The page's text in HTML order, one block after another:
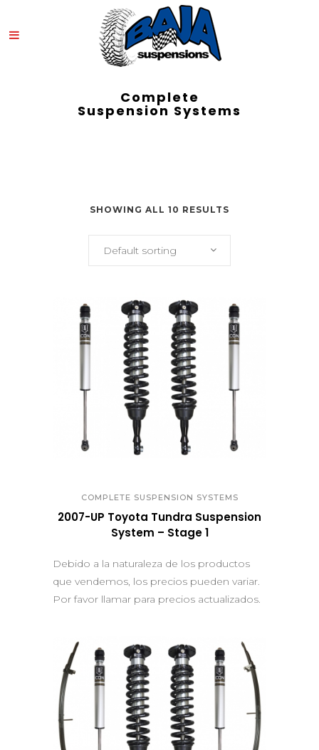
Complete
Suspension Systems
SHOWING ALL 10 RESULTS
Default sorting
QUICK VIEW
COMPLETE SUSPENSION SYSTEMS
2007-UP Toyota Tundra Suspension
System – Stage 1
Debido a la naturaleza de los productos
que vendemos, los precios pueden variar.
Por favor llamar para precios actualizados.